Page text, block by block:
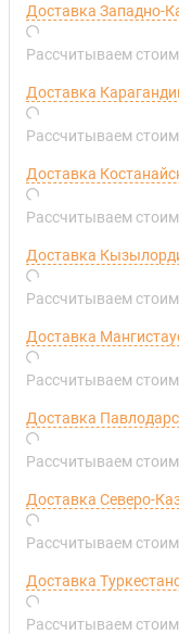
Доставка Западно-
Рассчитываем
Доставка
Рассчитываем
Доставка
Рассчитываем
Доставка
Рассчитываем
Доставка
Рассчитываем
Доставка
Рассчитываем
Доставка Северо-
Рассчитываем
Доставка
Рассчитываем